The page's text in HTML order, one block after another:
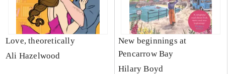
Love, theoretically
Ali Hazelwood
New beginnings at
Pencarrow Bay
Hilary Boyd